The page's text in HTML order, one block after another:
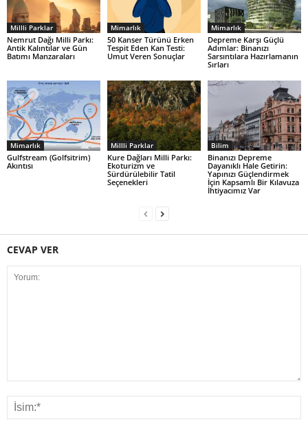
Millli Parklar
Nemrut Dağı Milli Parkı:
Antik Kalıntılar ve Gün
Batımı Manzaraları
Mimarlık
50 Kanser Türünü Erken
Tespit Eden Kan Testi:
Umut Veren Sonuçlar
Mimarlık
Depreme Karşı Güçlü
Adımlar: Binanızı
Sarsıntılara Hazırlamanın
Sırları
Mimarlık
Gulfstream (Golfsitrim)
Akıntısı
Millli Parklar
Kure Dağları Milli Parkı:
Ekoturizm ve
Sürdürülebilir Tatil
Seçenekleri
Bilim
Binanızı Depreme
Dayanıklı Hale Getirin:
Yapınızı Güçlendirmek
İçin Kapsamlı Bir Kılavuza
İhtiyacımız Var
CEVAP VER